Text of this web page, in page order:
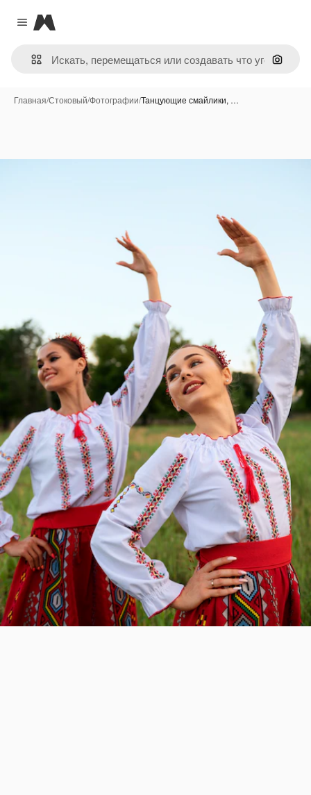
Close menu
Magnific
Поиск
Главная/Стоковый/Фотографии/Танцующие смайлики, …